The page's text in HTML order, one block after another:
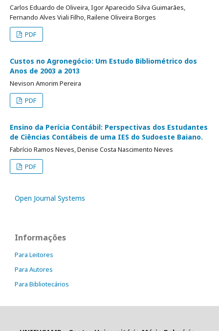
Carlos Eduardo de Oliveira, Igor Aparecido Silva Guimarães,
Fernando Alves Viali Filho, Railene Oliveira Borges
PDF
Custos no Agronegócio: Um Estudo Bibliométrico dos
Anos de 2003 a 2013
Nevison Amorim Pereira
PDF
Ensino da Perícia Contábil: Perspectivas dos Estudantes
de Ciências Contábeis de uma IES do Sudoeste Baiano.
Fabrício Ramos Neves, Denise Costa Nascimento Neves
PDF
Open Journal Systems
Informações
Para Leitores
Para Autores
Para Bibliotecários